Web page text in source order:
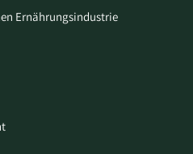
Ernährungsindustrie